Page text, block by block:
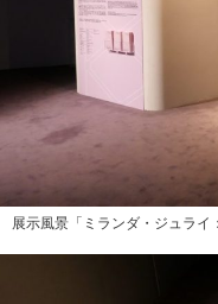
展示風景「ミランダ・ジュライ